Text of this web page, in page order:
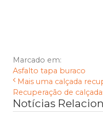
Marcado em:
Asfalto tapa buraco
Mais uma calçada
Recuperação de
Notícias